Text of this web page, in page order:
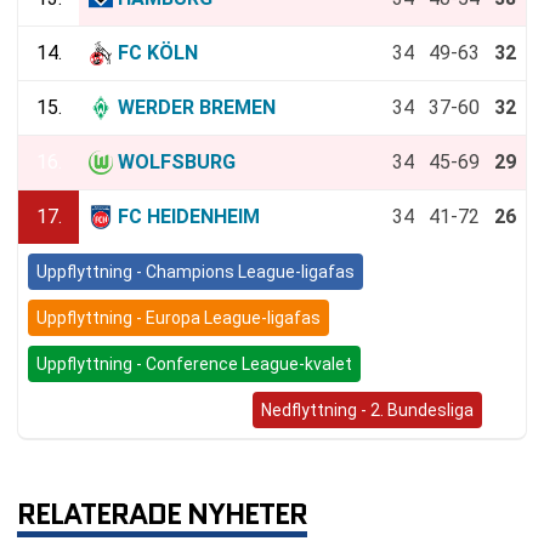
14. FC KÖLN 34 49-63 32
15. WERDER BREMEN 34 37-60 32
WOLFSBURG 34 45-69 29
17. FC HEIDENHEIM 34 41-72 26
Uppflyttning - Champions League-ligafas
Uppflyttning - Europa League-ligafas
Uppflyttning - Conference League-kvalet
Nedflyttning - 2. Bundesliga
RELATERADE NYHETER